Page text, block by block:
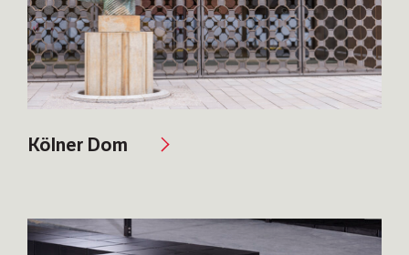
Kölner Dom